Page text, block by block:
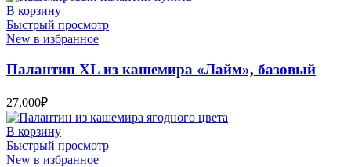
В корзину
Быстрый просмотр
New в избранное
Палантин XL из кашемира «Лайм», базовый
27,000₽
В корзину
Быстрый просмотр
New в избранное